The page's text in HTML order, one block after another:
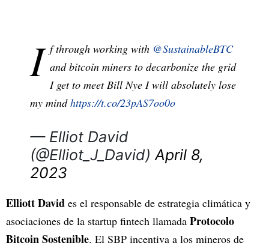
I f through working with @SustainableBTC
and bitcoin miners to decarbonize the grid
I get to meet Bill Nye I will absolutely lose
my mindhttps://t.co/23pAS7oo0o
— Elliot David
(@Elliot_J_David) April 8,
2023
Elliott David es el responsable de estrategia climática y
asociaciones de la startup fintech llamada Protocolo
Bitcoin Sostenible. El SBP incentiva a los mineros de